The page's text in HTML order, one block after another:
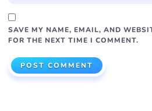
SAVE MY NAME, EMAIL, AND
FOR THE NEXT TIME I COMMENT.